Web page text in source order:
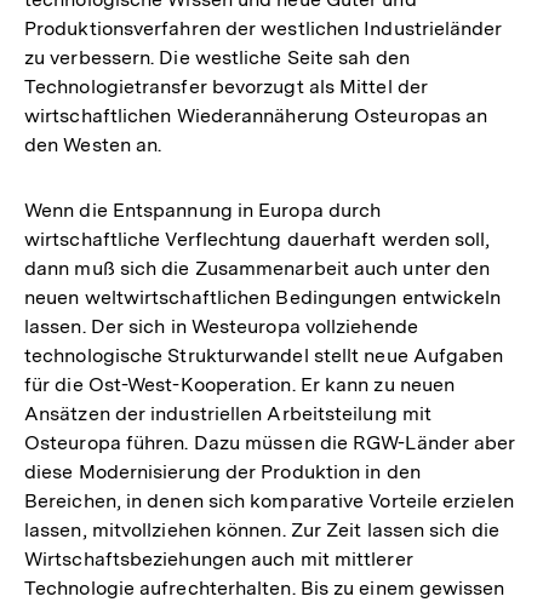
Produktionsverfahren der westlichen Industrieländer
zu verbessern. Die westliche Seite sah den
Technologietransfer bevorzugt als Mittel der
wirtschaftlichen Wiederannäherung Osteuropas an
den Westen an.
Wenn die Entspannung in Europa durch
wirtschaftliche Verflechtung dauerhaft werden soll,
dann muß sich die Zusammenarbeit auch unter den
neuen weltwirtschaftlichen Bedingungen entwickeln
lassen. Der sich in Westeuropa vollziehende
technologische Strukturwandel stellt neue Aufgaben
für die Ost-West-Kooperation. Er kann zu neuen
Ansätzen der industriellen Arbeitsteilung mit
Osteuropa führen. Dazu müssen die RGW-Länder aber
diese Modernisierung der Produktion in den
Bereichen, in denen sich komparative Vorteile erzielen
lassen, mitvollziehen können. Zur Zeit lassen sich die
Wirtschaftsbeziehungen auch mit mittlerer
Technologie aufrechterhalten. Bis zu einem gewissen